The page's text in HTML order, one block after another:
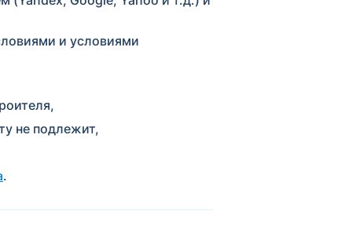
и условиями
не подлежит,
.